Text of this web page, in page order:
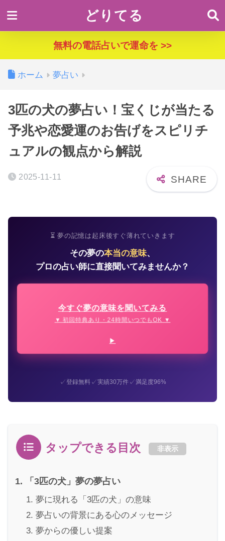
どりてる
無料の電話占いで運命を >>
ホーム 夢占い
3匹の犬の夢占い！宝くじが当たる
予兆や恋愛運のお告げをスピリチ
ュアルの観点から解説
2025-11-11
⏳ 夢の記憶は起床後すぐ薄れていきます
その夢の本当の意味、
プロの占い師に直接聞いてみませんか？
今すぐ夢の意味を聞いてみる
▼ 初回特典あり・24時間いつでもOK ▼
✓登録無料✓実績30万件✓満足度96%
タップできる目次 非表示
「3匹の犬」夢の夢占い
夢に現れる「3匹の犬」の意味
夢占いの背景にある心のメッセージ
夢からの優しい提案